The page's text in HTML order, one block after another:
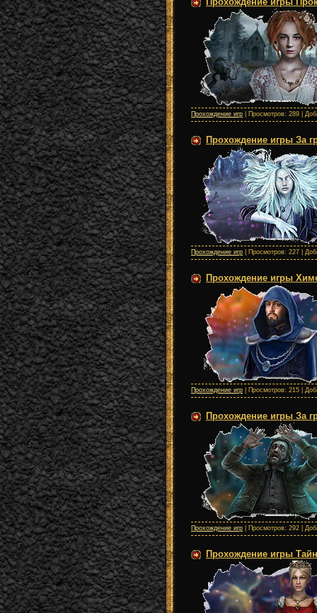
Прохождение игр | Просмотров: 289 |
Прохождение игры За
Прохождение игр | Просмотров: 227 |
Прохождение игры
Прохождение игр | Просмотров: 215 |
Прохождение игры За
Прохождение игр | Просмотров: 292 |
Прохождение игры